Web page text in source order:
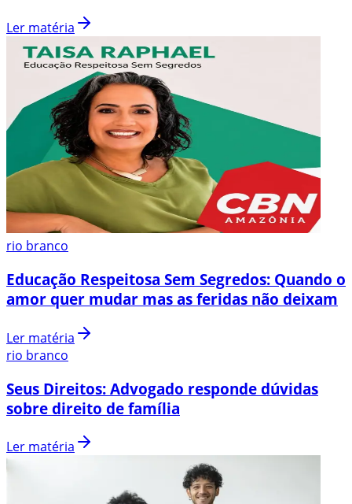
Ler matéria
rio branco
Educação Respeitosa Sem Segredos: Quando o
amor quer mudar mas as feridas não deixam
Ler matéria
rio branco
Seus Direitos: Advogado responde dúvidas
sobre direito de família
Ler matéria